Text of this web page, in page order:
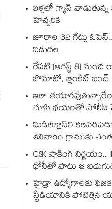
ఇళ్లలో గ్యాస్
హెచ్చరిక
జూరాల 32 గేట్లు ఓపెన్..
విడుదల
రేపటి (ఆగస్ట్ 8) నుంచి
జొమాటో, బ్లింకిట్ బంద్ !
ఇలా
చూసి భయంతో పోలీస్
మిడిల్‌క్లాస్‌ని
శనివారం గ్రాముకు
CSK షాకింగ్ నిర్ణయం..
ధోనీతో పాటు ఆ
హైడ్రా ఉద్యోగాలకు
స్టేడియానికి పోటెత్తిన